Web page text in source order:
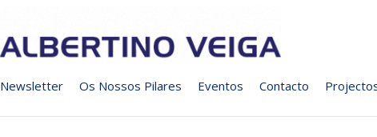
Newsletter Os Nossos Pilares Eventos Contacto